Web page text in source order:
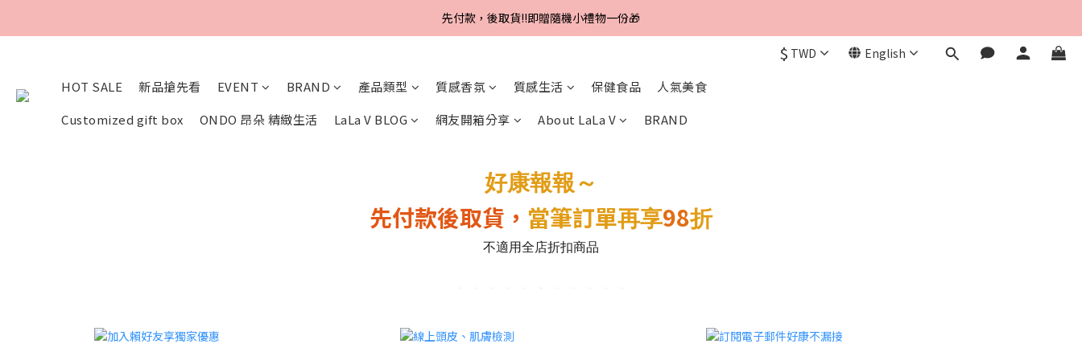
Line好友招募中，首購、回購皆贈100元
先付款，後取貨‼️即贈隨機小禮物一份🎁
$ TWD English
HOT SALE 新品搶先看 EVENT BRAND 產品類型 質感香氛 質感生活 保健食品
人氣美食
Customized gift box
ONDO 昂朵 精緻生活 LaLa V BLOG 網友開箱分享 About LaLa V BRAND
好康報報～
先付款後取貨， 當筆訂單再享98折
不適用全店折扣商品